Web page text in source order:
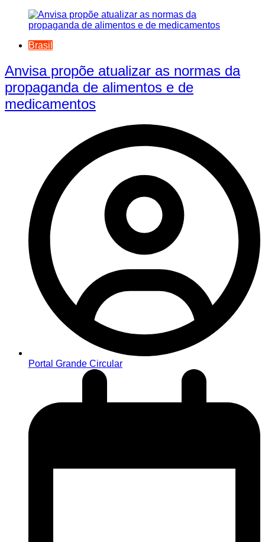
Brasil
Anvisa propõe atualizar as normas da
propaganda de alimentos e de
medicamentos
Portal Grande Circular